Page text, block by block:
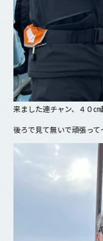
来ました連チャン、４０㎝
後ろで見て無いで頑張って